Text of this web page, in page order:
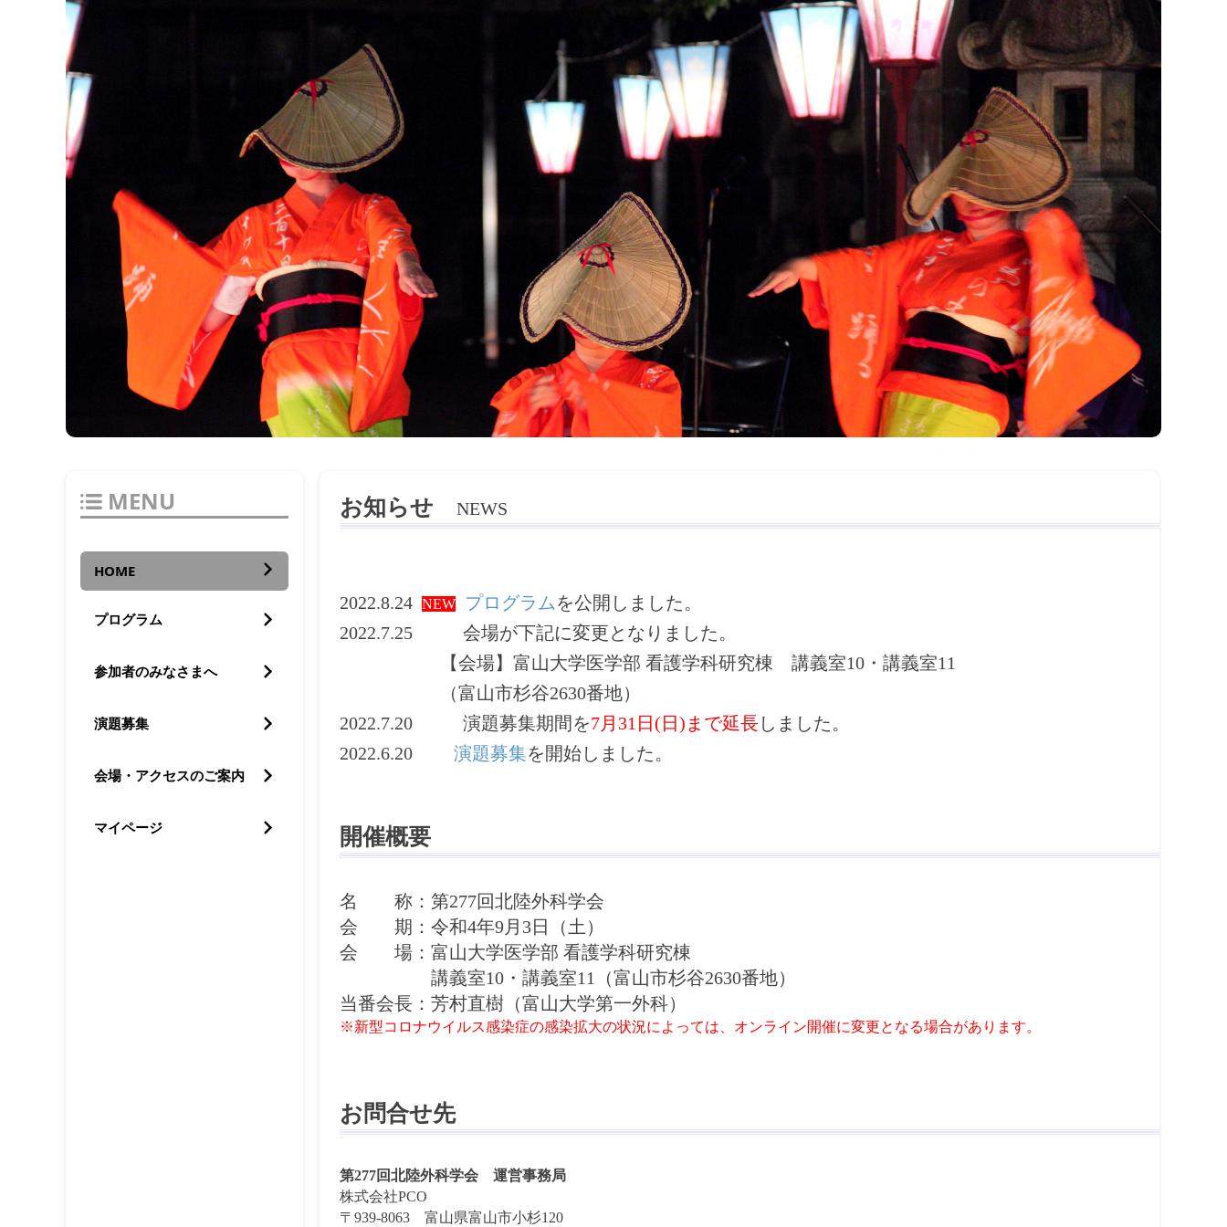
MENU
HOME
プログラム
参加者のみなさまへ
演題募集
会場・アクセスのご案内
マイページ
お知らせ NEWS
2022.8.24 NEW プログラムを公開しました。
2022.7.25
会場が下記に変更となりました。
【会場】富山大学医学部 看護学科研究棟 講義室10・講義室11
（富山市杉谷2630番地）
2022.7.20
演題募集期間を7月31日(日)まで延長しました。
2022.6.20 演題募集を開始しました。
開催概要
名 称：第277回北陸外科学会
会 期：令和4年9月3日（土）
会 場： 富山大学医学部 看護学科研究棟
講義室10・講義室11（富山市杉谷2630番地）
当番会長：芳村直樹（富山大学第一外科）
※新型コロナウイルス感染症の感染拡大の状況によっては、オンライン開催に変更となる場合があります。
お問合せ先
第277回北陸外科学会 運営事務局
株式会社PCO
〒939-8063 富山県富山市小杉120